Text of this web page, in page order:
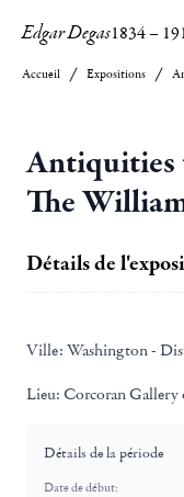
Edgar Degas1834–
Accueil Expositions
Antiquities
The
Détails de
Ville: Washington -
Lieu: Corcoran
Détails de la période
Date de début: